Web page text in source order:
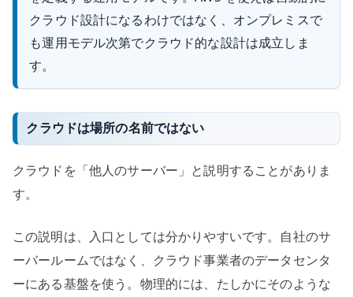
クラウド設計になるわけではなく、オンプレミスで
も運用モデル次第でクラウド的な設計は成立しま
す。
クラウドは場所の名前ではない
クラウドを「他人のサーバー」と説明することがありま
す。
この説明は、入口としては分かりやすいです。自社のサ
ーバールームではなく、クラウド事業者のデータセンタ
ーにある基盤を使う。物理的には、たしかにそのような